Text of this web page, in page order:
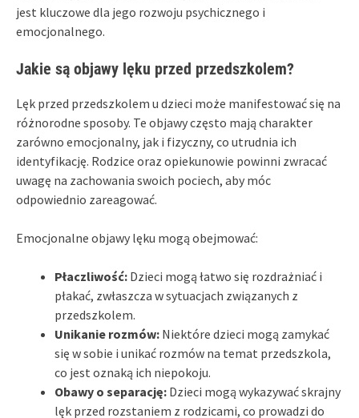
jest kluczowe dla jego rozwoju psychicznego i
emocjonalnego.
Jakie są objawy lęku przed przedszkolem?
Lęk przed przedszkolem u dzieci może manifestować się na
różnorodne sposoby. Te objawy często mają charakter
zarówno emocjonalny, jak i fizyczny, co utrudnia ich
identyfikację. Rodzice oraz opiekunowie powinni zwracać
uwagę na zachowania swoich pociech, aby móc
odpowiednio zareagować.
Emocjonalne objawy lęku mogą obejmować:
Płaczliwość: Dzieci mogą łatwo się rozdrażniać i
płakać, zwłaszcza w sytuacjach związanych z
przedszkolem.
Unikanie rozmów: Niektóre dzieci mogą zamykać
się w sobie i unikać rozmów na temat przedszkola,
co jest oznaką ich niepokoju.
Obawy o separację: Dzieci mogą wykazywać skrajny
lęk przed rozstaniem z rodzicami, co prowadzi do